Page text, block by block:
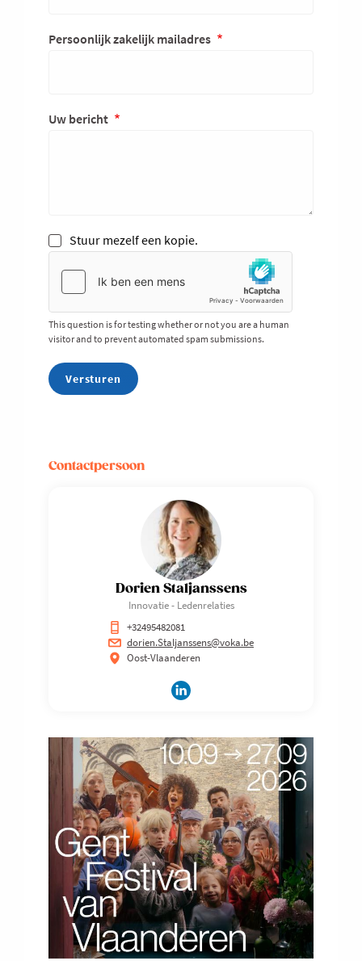
Persoonlijk zakelijk mailadres
Uw bericht
Stuur mezelf een kopie.
This question is for testing whether or not you are a human
visitor and to prevent automated spam submissions.
Contactpersoon
Dorien Staljanssens
Innovatie - Ledenrelaties
+32495482081
dorien.Staljanssens@voka.be
Oost-Vlaanderen